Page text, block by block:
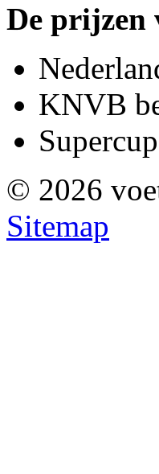
De prijzen
KNVB
© 2026
Sitemap